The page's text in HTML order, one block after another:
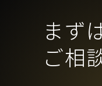
まず
ご相